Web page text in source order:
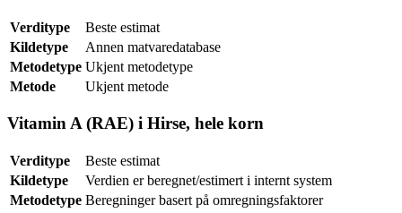
Verditype
Beste estimat
Kildetype
Annen matvaredatabase
Metodetype Ukjent metodetype
Metode
Ukjent metode
Vitamin A (RAE) i Hirse, hele korn
Verditype
Beste estimat
Kildetype
Verdien er beregnet/estimert i internt system
Metodetype Beregninger basert på omregningsfaktorer